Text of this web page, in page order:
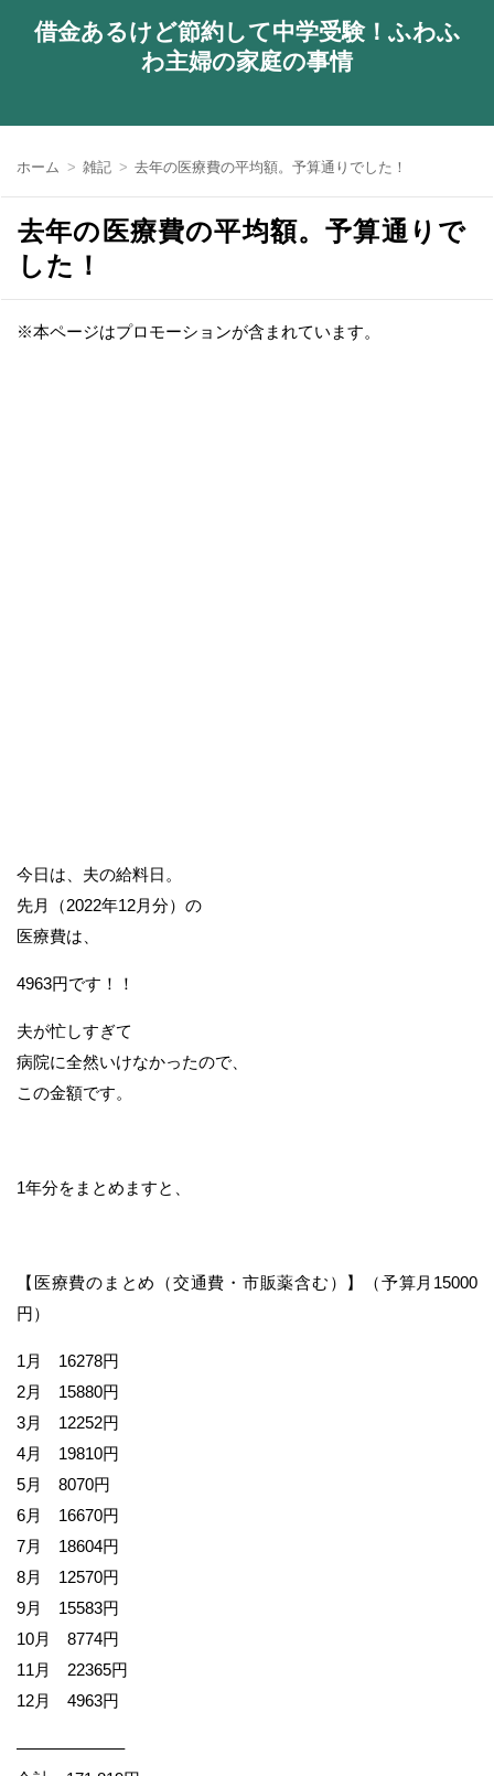
借金あるけど節約して中学受験！ふわふ
わ主婦の家庭の事情
ホーム 雑記 去年の医療費の平均額。予算通りでした！
去年の医療費の平均額。予算通りで
した！
※本ページはプロモーションが含まれています。
今日は、夫の給料日。
先月（2022年12月分）の
医療費は、
4963円です！！
夫が忙しすぎて
病院に全然いけなかったので、
この金額です。
1年分をまとめますと、
【医療費のまとめ（交通費・市販薬含む）】（予算月15000
円）
1月 16278円
2月 15880円
3月 12252円
4月 19810円
5月 8070円
6月 16670円
7月 18604円
8月 12570円
9月 15583円
10月 8774円
11月 22365円
12月 4963円
——————–